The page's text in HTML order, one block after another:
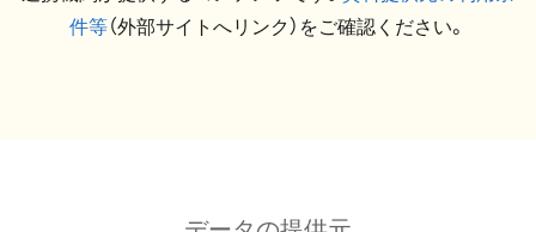
件等（外部サイトへリンク）をご確認ください。